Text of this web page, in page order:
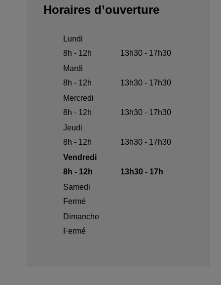
Horaires d’ouverture
Lundi
8h - 12h
13h30 - 17h30
Mardi
8h - 12h
13h30 - 17h30
Mercredi
8h - 12h
13h30 - 17h30
Jeudi
8h - 12h
13h30 - 17h30
Vendredi
8h - 12h
13h30 - 17h
Samedi
Fermé
Dimanche
Fermé